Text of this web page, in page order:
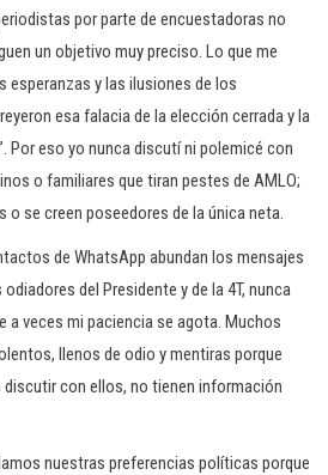
por parte de encuestadoras no
un objetivo muy preciso. Lo que me
esperanzas y las ilusiones de los
esa falacia de la elección cerrada y la
Por eso yo nunca discutí ni polemicé con
o familiares que tiran pestes de AMLO;
se creen poseedores de la única neta.
de WhatsApp abundan los mensajes
del Presidente y de la 4T, nunca
veces mi paciencia se agota. Muchos
llenos de odio y mentiras porque
con ellos, no tienen información
nuestras preferencias políticas porque